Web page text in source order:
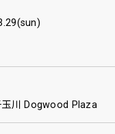
川 Dogwood Plaza